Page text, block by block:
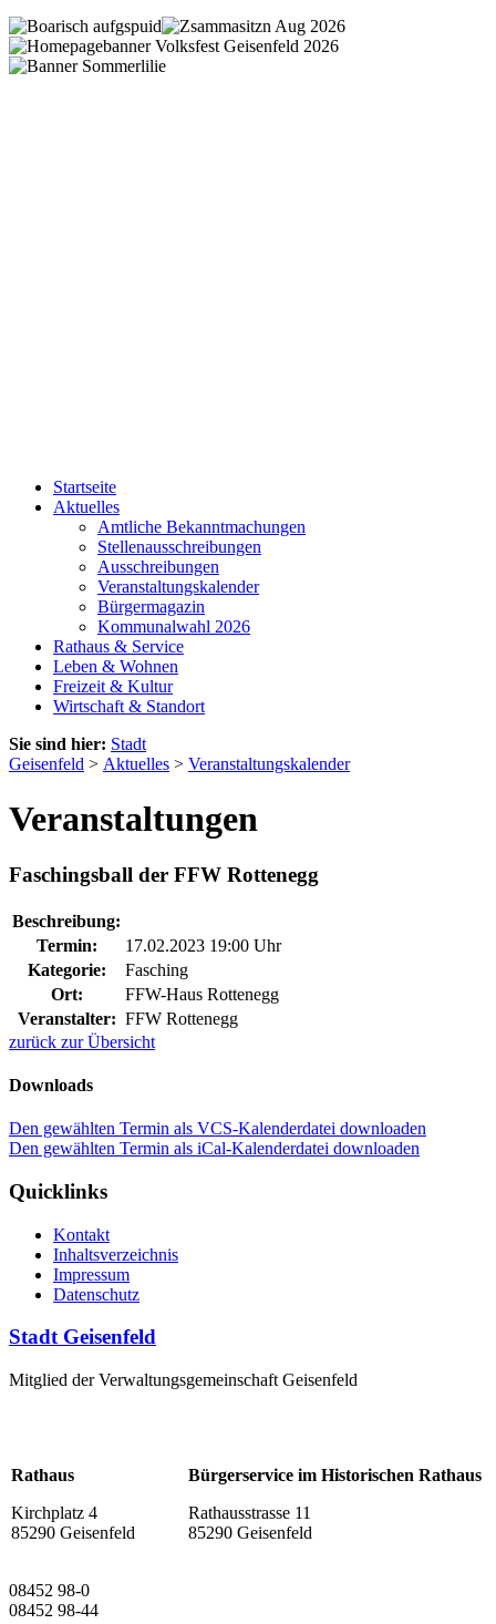
Startseite
Aktuelles
Amtliche Bekanntmachungen
Stellenausschreibungen
Ausschreibungen
Veranstaltungskalender
Bürgermagazin
Kommunalwahl 2026
Rathaus & Service
Leben & Wohnen
Freizeit & Kultur
Wirtschaft & Standort
Sie sind hier: Stadt
Geisenfeld > Aktuelles > Veranstaltungskalender
Veranstaltungen
Faschingsball der FFW Rottenegg
Beschreibung:
Termin:
17.02.2023 19:00 Uhr
Kategorie:
Fasching
Ort:
FFW-Haus Rottenegg
Veranstalter: FFW Rottenegg
zurück zur Übersicht
Downloads
Den gewählten Termin als VCS-Kalenderdatei downloaden
Den gewählten Termin als iCal-Kalenderdatei downloaden
Quicklinks
Kontakt
Inhaltsverzeichnis
Impressum
Datenschutz
Stadt Geisenfeld
Mitglied der Verwaltungsgemeinschaft Geisenfeld
Rathaus
Kirchplatz 4
85290 Geisenfeld
Bürgerservice im Historischen Rathaus
Rathausstrasse 11
85290 Geisenfeld
08452 98-0
08452 98-44